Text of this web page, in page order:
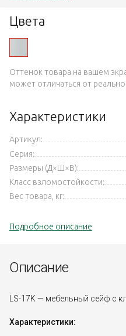
Цвета
Оттенок товара на вашем
может отличаться от
Характеристики
Артикул:
Серия:
Размеры (Д×Ш×В):
Класс взломостойкости:
Вес товара, кг:
Подробное описание
Описание
LS-17K — мебельный сейф с
Характеристики: